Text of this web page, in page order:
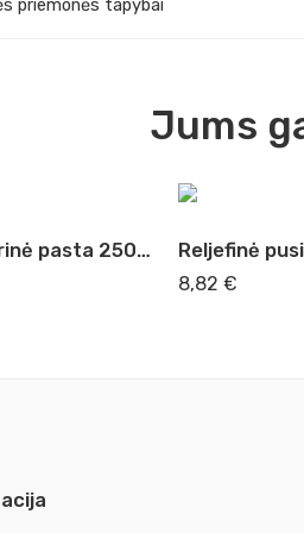
priemonės tapybai
Jums
Reljefinė sidabrinė pasta 250 ml Lukas 2275
8,82 €